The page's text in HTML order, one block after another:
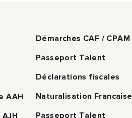
AAH
Démarches CAF / CPAM
Passeport Talent
Déclarations fiscales
Naturalisation Francaise
Passeport Talent